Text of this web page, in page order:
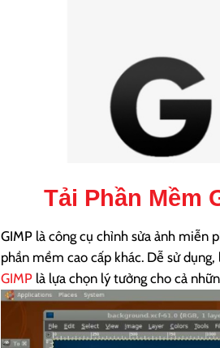
Tải Phần Mềm
GIMP là công cụ chỉnh sửa ảnh miễn
phần mềm cao cấp khác. Dễ sử
GIMP là lựa chọn lý tưởng cho cả